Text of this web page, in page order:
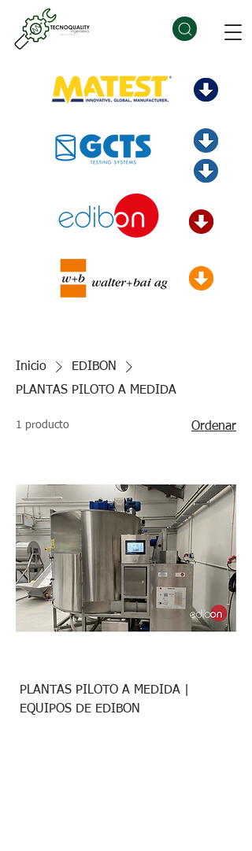
Inicio
EDIBON
PLANTAS PILOTO A MEDIDA
1 producto Ordenar
PLANTAS PILOTO A MEDIDA |
EQUIPOS DE EDIBON